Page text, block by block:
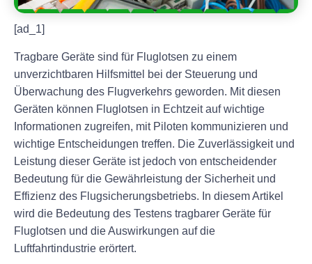
[ad_1]
Tragbare Geräte sind für Fluglotsen zu einem
unverzichtbaren Hilfsmittel bei der Steuerung und
Überwachung des Flugverkehrs geworden. Mit diesen
Geräten können Fluglotsen in Echtzeit auf wichtige
Informationen zugreifen, mit Piloten kommunizieren und
wichtige Entscheidungen treffen. Die Zuverlässigkeit und
Leistung dieser Geräte ist jedoch von entscheidender
Bedeutung für die Gewährleistung der Sicherheit und
Effizienz des Flugsicherungsbetriebs. In diesem Artikel
wird die Bedeutung des Testens tragbarer Geräte für
Fluglotsen und die Auswirkungen auf die
Luftfahrtindustrie erörtert.